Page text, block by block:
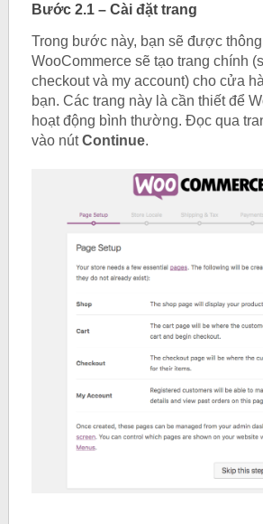
Bước 2.1 – Cài đặt trang
Trong bước này, bạn sẽ được
WooCommerce sẽ tạo trang chính
checkout và my account) cho cửa
bạn. Các trang này là cần thiết để
hoạt động bình thường. Đọc qua
vào nútContinue.